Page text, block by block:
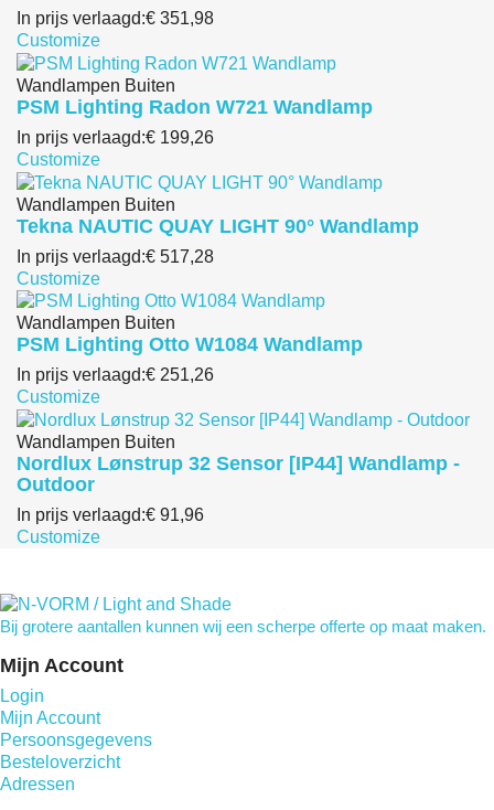
In prijs verlaagd:€ 351,98
Customize
Wandlampen Buiten
PSM Lighting Radon W721 Wandlamp
In prijs verlaagd:€ 199,26
Customize
Wandlampen Buiten
Tekna NAUTIC QUAY LIGHT 90° Wandlamp
In prijs verlaagd:€ 517,28
Customize
Wandlampen Buiten
PSM Lighting Otto W1084 Wandlamp
In prijs verlaagd:€ 251,26
Customize
Wandlampen Buiten
Nordlux Lønstrup 32 Sensor [IP44] Wandlamp -
Outdoor
In prijs verlaagd:€ 91,96
Customize
Bij grotere aantallen kunnen wij een scherpe offerte op maat maken.
Mijn Account
Login
Mijn Account
Persoonsgegevens
Besteloverzicht
Adressen